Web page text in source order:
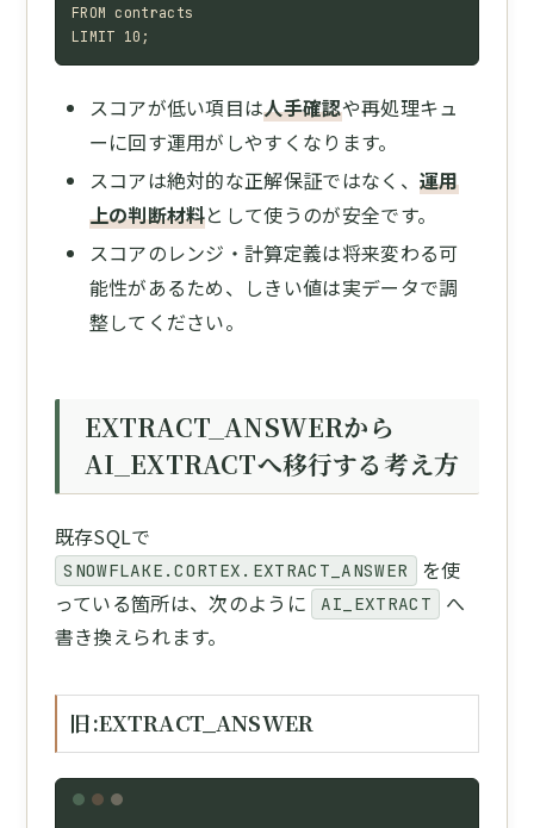
FROM contracts
LIMIT 10;
スコアが低い項目は人手確認や再処理キュ
ーに回す運用がしやすくなります。
スコアは絶対的な正解保証ではなく、運用
上の判断材料として使うのが安全です。
スコアのレンジ・計算定義は将来変わる可
能性があるため、しきい値は実データで調
整してください。
EXTRACT_ANSWERから
AI_EXTRACTへ移行する考え方
既存SQLで
SNOWFLAKE.CORTEX.EXTRACT_ANSWER
を使
っている箇所は、次のように
AI_EXTRACT
へ
書き換えられます。
旧:EXTRACT_ANSWER